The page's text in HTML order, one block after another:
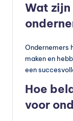
Wat zijn
Ondernemers
maken en
een
Hoe
voor